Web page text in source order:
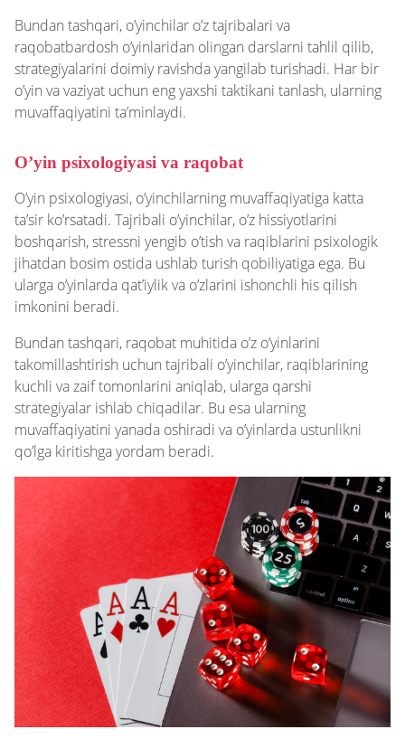
Bundan tashqari, o’yinchilar o’z tajribalari va
raqobatbardosh o’yinlaridan olingan darslarni tahlil qilib,
strategiyalarini doimiy ravishda yangilab turishadi. Har bir
o’yin va vaziyat uchun eng yaxshi taktikani tanlash, ularning
muvaffaqiyatini ta’minlaydi.
O’yin psixologiyasi va raqobat
O’yin psixologiyasi, o’yinchilarning muvaffaqiyatiga katta
ta’sir ko’rsatadi. Tajribali o’yinchilar, o’z hissiyotlarini
boshqarish, stressni yengib o’tish va raqiblarini psixologik
jihatdan bosim ostida ushlab turish qobiliyatiga ega. Bu
ularga o’yinlarda qat’iylik va o’zlarini ishonchli his qilish
imkonini beradi.
Bundan tashqari, raqobat muhitida o’z o’yinlarini
takomillashtirish uchun tajribali o’yinchilar, raqiblarining
kuchli va zaif tomonlarini aniqlab, ularga qarshi
strategiyalar ishlab chiqadilar. Bu esa ularning
muvaffaqiyatini yanada oshiradi va o’yinlarda ustunlikni
qo’lga kiritishga yordam beradi.